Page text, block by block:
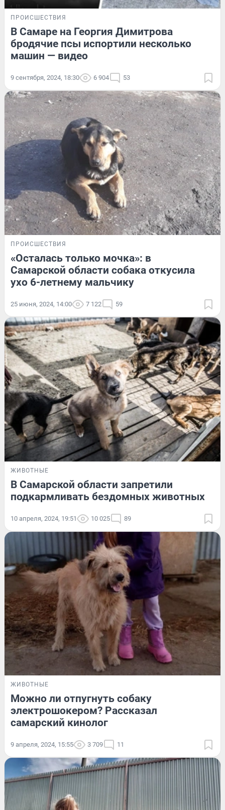
ПРОИСШЕСТВИЯ
В Самаре на Георгия Димитрова
бродячие псы испортили несколько
машин — видео
9 сентября, 2024, 18:30 6 904 53
ПРОИСШЕСТВИЯ
«Осталась только мочка»: в
Самарской области собака откусила
ухо 6-летнему мальчику
25 июня, 2024, 14:00 7 122 59
ЖИВОТНЫЕ
В Самарской области запретили
подкармливать бездомных животных
10 апреля, 2024, 19:51 10 025 89
ЖИВОТНЫЕ
Можно ли отпугнуть собаку
электрошокером? Рассказал
самарский кинолог
9 апреля, 2024, 15:55 3 709 11